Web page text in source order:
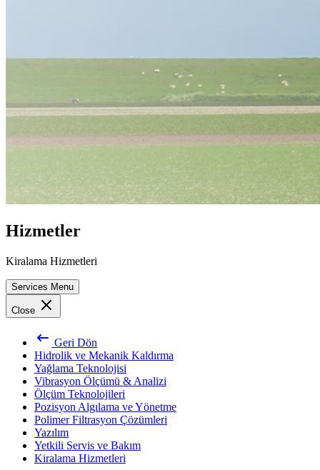
Hizmetler
Kiralama Hizmetleri
Services Menu
Close
Geri Dön
Hidrolik ve Mekanik Kaldırma
Yağlama Teknolojisi
Vibrasyon Ölçümü & Analizi
Ölçüm Teknolojileri
Pozisyon Algılama ve Yönetme
Polimer Filtrasyon Çözümleri
Yazılım
Yetkili Servis ve Bakım
Kiralama Hizmetleri